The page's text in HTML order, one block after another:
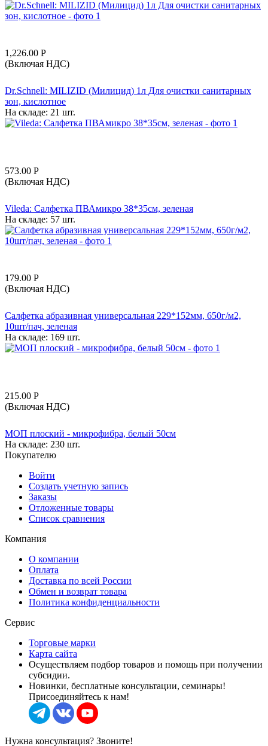
1,226.00 Р
(Включая НДС)
Dr.Schnell: MILIZID (Милицид) 1л Для очистки санитарных
зон, кислотное
На складе: 21 шт.
573.00 Р
(Включая НДС)
Vileda: Салфетка ПВАмикро 38*35см, зеленая
На складе: 57 шт.
179.00 Р
(Включая НДС)
Салфетка абразивная универсальная 229*152мм, 650г/м2,
10шт/пач, зеленая
На складе: 169 шт.
215.00 Р
(Включая НДС)
МОП плоский - микрофибра, белый 50см
На складе: 230 шт.
Покупателю
Войти
Создать учетную запись
Заказы
Отложенные товары
Список сравнения
Компания
О компании
Оплата
Доставка по всей России
Обмен и возврат товара
Политика конфиденциальности
Сервис
Торговые марки
Карта сайта
Осуществляем подбор товаров и помощь при получении
субсидии.
Новинки, бесплатные консультации, семинары!
Присоединяйтесь к нам!
Нужна консультация? Звоните!